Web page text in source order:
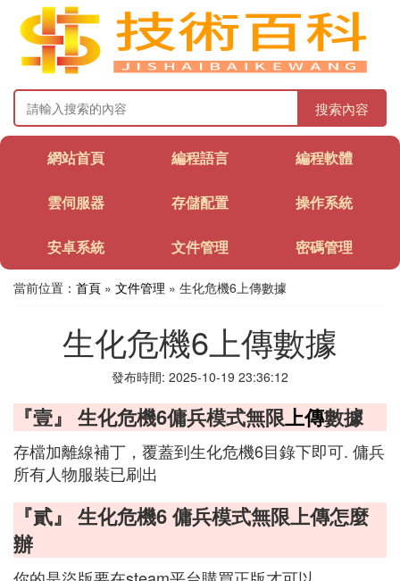
搜索內容
網站首頁 編程語言 編程軟體
雲伺服器 存儲配置 操作系統
安卓系統 文件管理 密碼管理
當前位置： 首頁 » 文件管理 » 生化危機6上傳數據
生化危機6上傳數據
發布時間: 2025-10-19 23:36:12
『壹』 生化危機6傭兵模式無限上傳數據
存檔加離線補丁，覆蓋到生化危機6目錄下即可. 傭兵
所有人物服裝已刷出
『貳』 生化危機6 傭兵模式無限上傳怎麼
辦